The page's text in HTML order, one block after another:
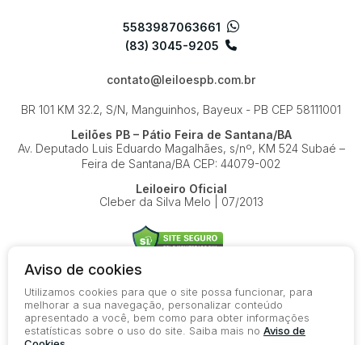
5583987063661
(83) 3045-9205
contato@leiloespb.com.br
BR 101 KM 32.2, S/N, Manguinhos, Bayeux - PB CEP 58111001
Leilões PB – Pátio Feira de Santana/BA
Av. Deputado Luis Eduardo Magalhães, s/nº, KM 524Subaé –
Feira de Santana/BA CEP: 44079-002
Leiloeiro Oficial
Cleber da Silva Melo | 07/2013
© 2026-present - Todos os direitos reservados
Política de Privacidade
Aviso de cookies
Utilizamos cookies para que o site possa funcionar, para
melhorar a sua navegação, personalizar conteúdo
apresentado a você, bem como para obter informações
estatísticas sobre o uso do site. Saiba mais no Aviso de